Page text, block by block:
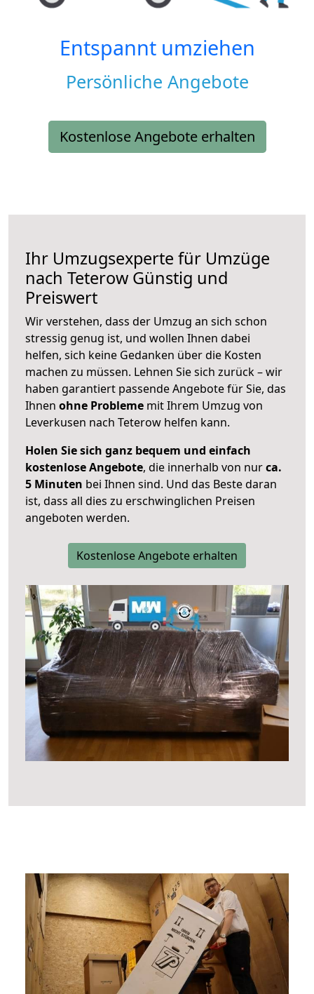
Entspannt umziehen
Persönliche Angebote
Kostenlose Angebote erhalten
Ihr Umzugsexperte für Umzüge
nach Teterow Günstig und
Preiswert
Wir verstehen, dass der Umzug an sich schon
stressig genug ist, und wollen Ihnen dabei
helfen, sich keine Gedanken über die Kosten
machen zu müssen. Lehnen Sie sich zurück – wir
haben garantiert passende Angebote für Sie, das
Ihnen ohne Probleme mit Ihrem Umzug von
Leverkusen nach Teterow helfen kann.
Holen Sie sich ganz bequem und einfach
kostenlose Angebote, die innerhalb von nurca.
5 Minuten bei Ihnen sind. Und das Beste daran
ist, dass all dies zu erschwinglichen Preisen
angeboten werden.
Kostenlose Angebote erhalten